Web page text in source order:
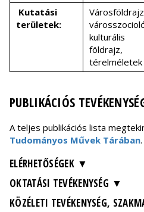
Kutatási
területek:
kulturális
földrajz,
térelméletek
PUBLIKÁCIÓS
A teljes publikációs lista
Tudományos Művek Tárában.
ELÉRHETŐSÉGEK
OKTATÁSI TEVÉKENYSÉG
KÖZÉLETI TEVÉKENYSÉG,